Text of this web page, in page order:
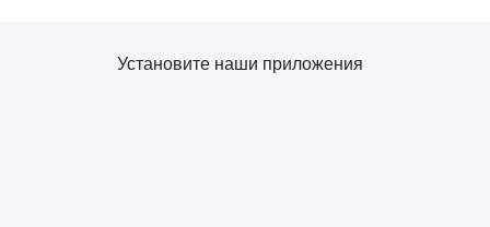
Установите наши приложения